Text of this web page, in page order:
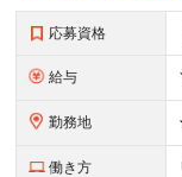
応募資格
給与
勤務地
働き方